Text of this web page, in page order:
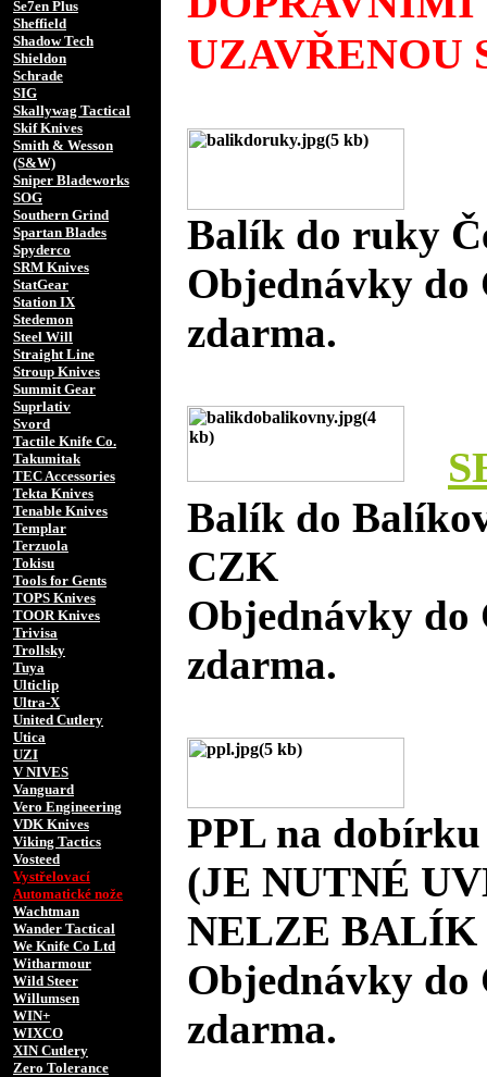
Se7en Plus
Sheffield
Shadow Tech
Shieldon
Schrade
SIG
Skallywag Tactical
Skif Knives
Smith & Wesson
(S&W)
Sniper Bladeworks
SOG
Southern Grind
Spartan Blades
Spyderco
SRM Knives
StatGear
Station IX
Stedemon
Steel Will
Straight Line
Stroup Knives
Summit Gear
Suprlativ
Svord
Tactile Knife Co.
Takumitak
TEC Accessories
Tekta Knives
Tenable Knives
Templar
Terzuola
Tokisu
Tools for Gents
TOPS Knives
TOOR Knives
Trivisa
Trollsky
Tuya
Ulticlip
Ultra-X
United Cutlery
Utica
UZI
V NIVES
Vanguard
Vero Engineering
VDK Knives
Viking Tactics
Vosteed
Vystřelovací
Automatické nože
Wachtman
Wander Tactical
We Knife Co Ltd
Witharmour
Wild Steer
Willumsen
WIN+
WIXCO
XIN Cutlery
Zero Tolerance
UZAVŘENOU
Balík do ruky
Objednávky do
zdarma.
Balík do
CZK
Objednávky do
zdarma.
PPL na
(JE NUTNÉ
NELZE BALÍK
Objednávky do
zdarma.